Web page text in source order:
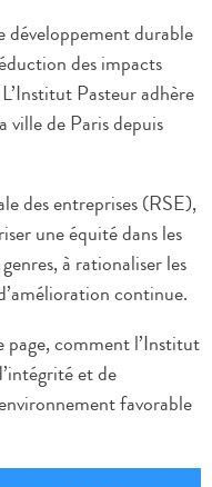
développement durable
des impacts
Pasteur adhère
de Paris depuis
des entreprises (RSE),
une équité dans les
à rationaliser les
continue.
page, comment l’Institut
et de
favorable